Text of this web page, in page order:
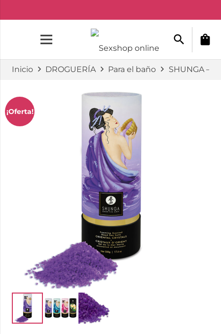
search shopping_bag
Inicio DROGUERÍA Para el baño SHUNGA –
¡Oferta!